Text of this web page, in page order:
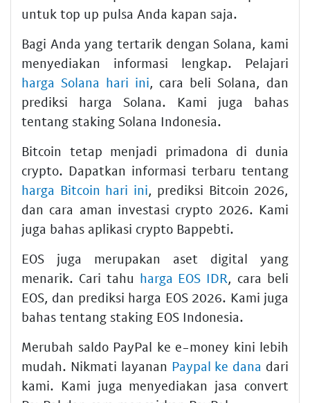
untuk top up pulsa Anda kapan saja.
Bagi Anda yang tertarik dengan Solana, kami
menyediakan informasi lengkap. Pelajari
harga Solana hari ini, cara beli Solana, dan
prediksi harga Solana. Kami juga bahas
tentang staking Solana Indonesia.
Bitcoin tetap menjadi primadona di dunia
crypto. Dapatkan informasi terbaru tentang
harga Bitcoin hari ini, prediksi Bitcoin 2026,
dan cara aman investasi crypto 2026. Kami
juga bahas aplikasi crypto Bappebti.
EOS juga merupakan aset digital yang
menarik. Cari tahu harga EOS IDR, cara beli
EOS, dan prediksi harga EOS 2026. Kami juga
bahas tentang staking EOS Indonesia.
Merubah saldo PayPal ke e-money kini lebih
mudah. Nikmati layanan Paypal ke dana dari
kami. Kami juga menyediakan jasa convert